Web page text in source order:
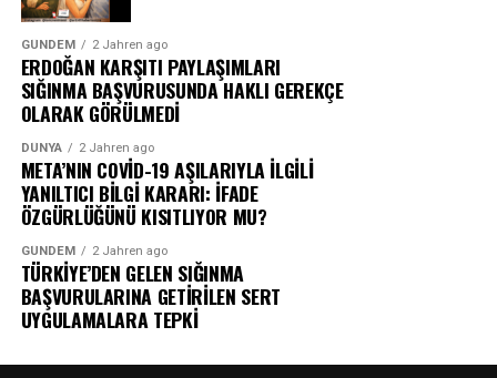
GÜNDEM 2 Jahren ago
ERDOĞAN KARŞITI PAYLAŞIMLARI
SIĞINMA BAŞVURUSUNDA HAKLI GEREKÇE
OLARAK GÖRÜLMEDİ
DÜNYA 2 Jahren ago
META’NIN COVİD-19 AŞILARIYLA İLGİLİ
YANILTICI BİLGİ KARARI: İFADE
ÖZGÜRLÜĞÜNÜ KISITLIYOR MU?
GÜNDEM 2 Jahren ago
TÜRKİYE’DEN GELEN SIĞINMA
BAŞVURULARINA GETİRİLEN SERT
UYGULAMALARA TEPKİ